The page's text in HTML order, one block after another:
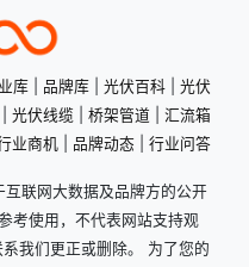
库 品牌库 光伏百科
光伏
光伏线缆 桥架管道
汇流箱
业商机 品牌动态 行业问答
联网大数据及品牌方的公开
考使用，不代表网站支持观
我们更正或删除。 为了您的